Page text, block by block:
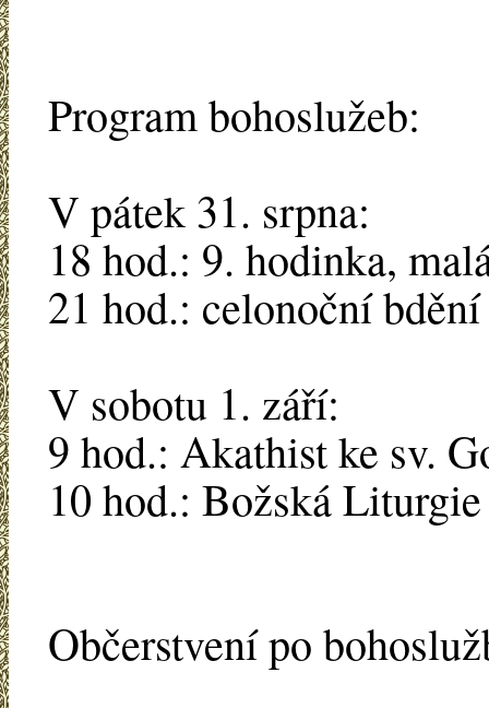
Program bohoslužeb:
V pátek 31. srpna:
18 hod.: 9. hodinka,
21 hod.: celonoční bdění
V sobotu 1. září:
9 hod.: Akathist ke sv.
10 hod.: Božská Liturgie
Občerstvení po